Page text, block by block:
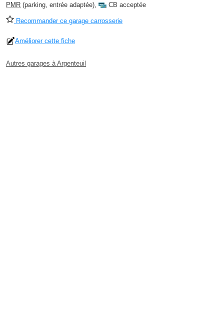
PMR (parking, entrée adaptée), CB acceptée
Recommander ce garage carrosserie
Améliorer cette fiche
Autres garages à Argenteuil